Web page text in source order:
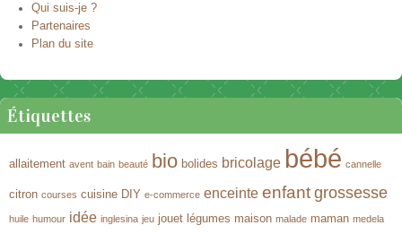
Qui suis-je ?
Partenaires
Plan du site
Étiquettes
allaitement avent bain beauté bio bolides bricolage bébé cannelle
citron courses cuisine DIY e-commerce enceinte enfant grossesse
huile humour idée inglesina jeu jouet légumes maison malade maman medela